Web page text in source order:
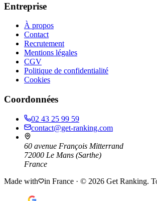
Entreprise
À propos
Contact
Recrutement
Mentions légales
CGV
Politique de confidentialité
Cookies
Coordonnées
02 43 25 99 59
contact@get-ranking.com
60 avenue François Mitterrand
72000 Le Mans (Sarthe)
France
Made with
in France · © 2026 Get Ranking.